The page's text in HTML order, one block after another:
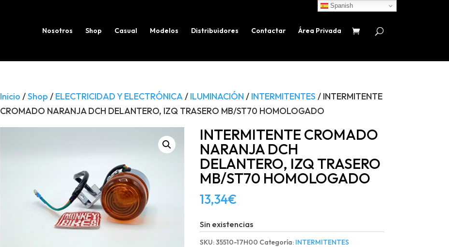
Nosotros Shop Casual Modelos Distribuidores Contactar Área Privada
productos
Inicio /Shop / ELECTRICIDAD Y ELECTRÓNICA/ ILUMINACIÓN / INTERMITENTES / INTERMITENTE
CROMADO NARANJA DCH DELANTERO, IZQ TRASERO MB/ST70 HOMOLOGADO
INTERMITENTE CROMADO
NARANJA DCH
DELANTERO, IZQ TRASERO
MB/ST70 HOMOLOGADO
13,34€
Sin existencias
SKU:35510-17H00 Categoría: INTERMITENTES
Spanish